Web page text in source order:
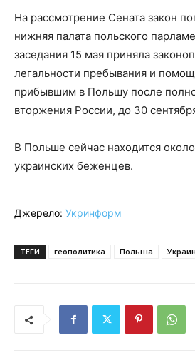
На рассмотрение Сената закон
нижняя палата польского
заседания 15 мая приняла
легальности пребывания и
прибывшим в Польшу после
вторжения России, до 30
В Польше сейчас находится
украинских беженцев.
Джерело: Укринформ
ТЕГИ геополитика Польша